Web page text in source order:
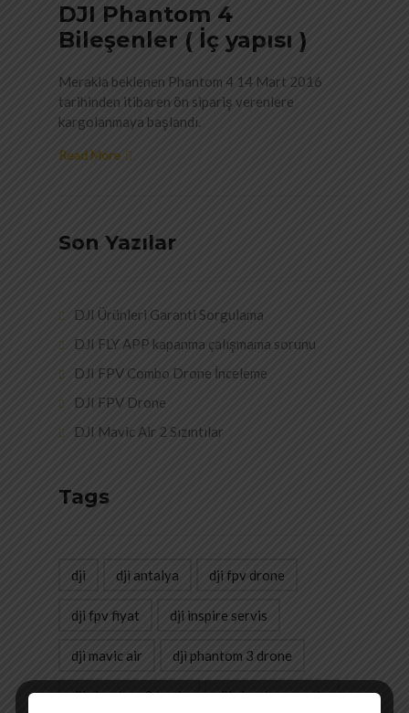
DJI Phantom 4
Bileşenler ( İç yapısı )
Merakla beklenen Phantom 4 14 Mart 2016
tarihinden itibaren ön sipariş verenlere
kargolanmaya başlandı.
Read More
Son Yazılar
DJI Ürünleri Garanti Sorgulama
DJI FLY APP kapanma çalışmama sorunu
DJI FPV Combo Drone İnceleme
DJI FPV Drone
DJI Mavic Air 2 Sızıntılar
Tags
dji dji antalya dji fpv drone
dji fpv fiyat dji inspire servis
dji mavic air dji phantom 3 drone
dji phantom 3 tamir dji phantom servis